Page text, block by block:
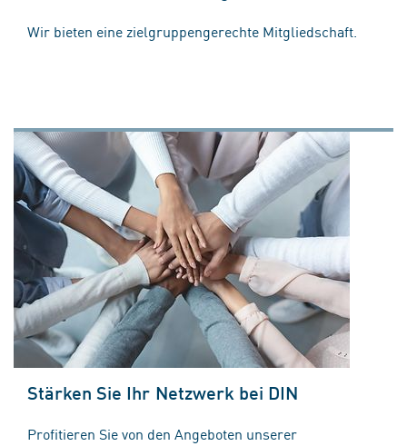
Wir bieten eine zielgruppengerechte Mitgliedschaft.
Stärken Sie Ihr Netzwerk bei DIN
Profitieren Sie von den Angeboten unserer